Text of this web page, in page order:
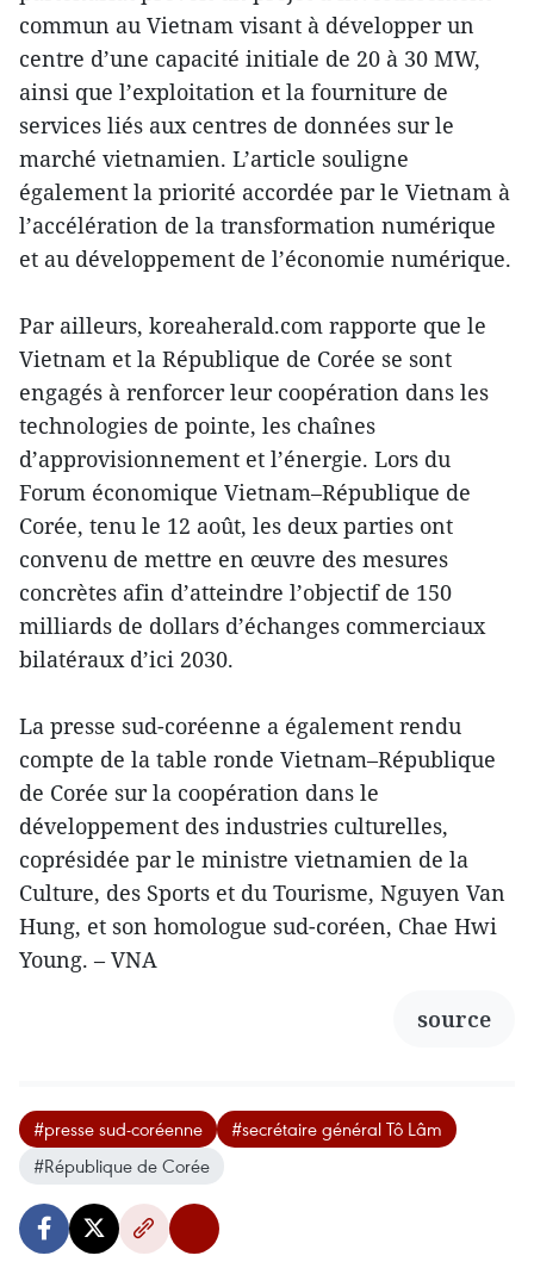
commun au Vietnam visant à développer un
centre d’une capacité initiale de 20 à 30 MW,
ainsi que l’exploitation et la fourniture de
services liés aux centres de données sur le
marché vietnamien. L’article souligne
également la priorité accordée par le Vietnam à
l’accélération de la transformation numérique
et au développement de l’économie numérique.
Par ailleurs, koreaherald.com rapporte que le
Vietnam et la République de Corée se sont
engagés à renforcer leur coopération dans les
technologies de pointe, les chaînes
d’approvisionnement et l’énergie. Lors du
Forum économique Vietnam–République de
Corée, tenu le 12 août, les deux parties ont
convenu de mettre en œuvre des mesures
concrètes afin d’atteindre l’objectif de 150
milliards de dollars d’échanges commerciaux
bilatéraux d’ici 2030.
La presse sud-coréenne a également rendu
compte de la table ronde Vietnam–République
de Corée sur la coopération dans le
développement des industries culturelles,
coprésidée par le ministre vietnamien de la
Culture, des Sports et du Tourisme, Nguyen Van
Hung, et son homologue sud-coréen, Chae Hwi
Young. – VNA
source
#presse sud-coréenne
#secrétaire général Tô Lâm
#République de Corée